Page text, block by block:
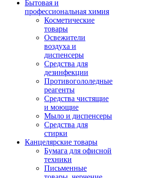
Бытовая и
профессиональная химия
Косметические
товары
Освежители
воздуха и
диспенсеры
Средства для
дезинфекции
Противогололедные
реагенты
Средства чистящие
и моющие
Мыло и диспенсеры
Средства для
стирки
Канцелярские товары
Бумага для офисной
техники
Письменные